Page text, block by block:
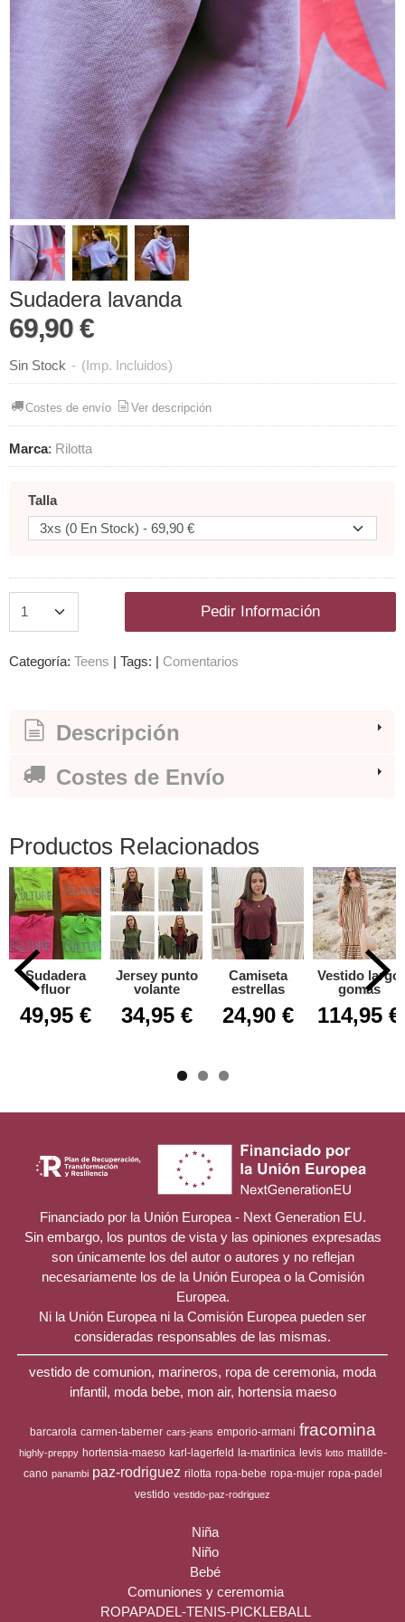
Sudadera lavanda
69,90 €
Sin Stock - (Imp. Incluidos)
Costes de envío Ver descripción
Marca: Rilotta
Talla
Pedir Información
Categoría: Teens | Tags: | Comentarios
Descripción
Costes de Envío
Productos Relacionados
Sudadera
fluor
49,95 €
Jersey punto
volante
34,95 €
Camiseta
estrellas
24,90 €
Vestido largo
gomas
114,95 €
Financiado por la Unión Europea - Next Generation EU.
Sin embargo, los puntos de vista y las opiniones expresadas
son únicamente los del autor o autores y no reflejan
necesariamente los de la Unión Europea o la Comisión
Europea.
Ni la Unión Europea ni la Comisión Europea pueden ser
consideradas responsables de las mismas.
vestido de comunion, marineros, ropa de ceremonia, moda
infantil, moda bebe, mon air, hortensia maeso
barcarola carmen-taberner cars-jeans emporio-armani fracomina
highly-preppy hortensia-maeso karl-lagerfeld la-martinica levis lotto matilde-
cano panambi paz-rodriguez rilotta ropa-bebe ropa-mujer ropa-padel
vestido vestido-paz-rodriguez
Niña
Niño
Bebé
Comuniones y ceremomia
ROPAPADEL-TENIS-PICKLEBALL